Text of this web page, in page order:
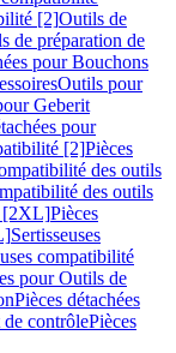
[2]Outils de
de préparation de
pour Bouchons
Outils pour
Geberit
pour
[2]Pièces
des outils
des outils
[2XL]Pièces
Sertisseuses
compatibilité
pour Outils de
Pièces détachées
contrôlePièces